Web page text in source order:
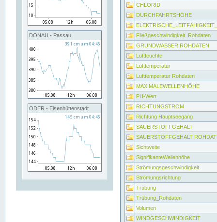
DONAU - Passau
ODER - Eisenhüttenstadt
CHLORID
DURCHFAHRTSHÖHE
Fließgeschwindigkeit_Rohdaten
GRUNDWASSER ROHDATEN
Luftfeuchte
Lufttemperatur
Lufttemperatur Rohdaten
MAXIMALEWELLENHÖHE
PH-Wert
RICHTUNGSTROM
Richtung Hauptseegang
SAUERSTOFFGEHALT
SAUERSTOFFGEHALT
Sichtweite
SignifikanteWellenhöhe
Strömungsgeschwindigkeit
Strömungsrichtung
Trübung
Trübung_Rohdaten
Volumen
WINDGESCHWINDIGKEIT